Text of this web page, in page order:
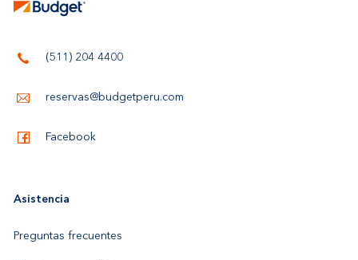
(511) 204 4400
reservas@budgetperu.com
Facebook
Asistencia
Preguntas frecuentes